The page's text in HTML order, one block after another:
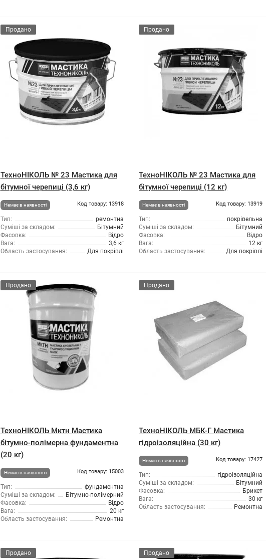
Продано
ТехноНІКОЛЬ № 23 Мастика для
бітумної черепиці (3,6 кг)
Немає в наявності Код товару: 13918
Тип:
ремонтна
Суміші за складом:
Бітумний
Фасовка:
Відро
Вага:
3,6 кг
Область застосування:
Для покрівлі
Продано
ТехноНІКОЛЬ № 23 Мастика для
бітумної черепиці (12 кг)
Немає в наявності Код товару: 13919
Тип:
покрівельна
Суміші за складом:
Бітумний
Фасовка:
Відро
Вага:
12 кг
Область застосування:
Для покрівлі
Продано
ТехноНІКОЛЬ Мктн Мастика
бітумно-полімерна фундаментна
(20 кг)
Немає в наявності Код товару: 15003
Тип:
фундаментна
Суміші за складом:
Бітумно-полімерний
Фасовка:
Відро
Вага:
20 кг
Область застосування:
Ремонтна
Продано
ТехноНІКОЛЬ МБК-Г Мастика
гідроізоляційна (30 кг)
Немає в наявності Код товару: 17427
Тип:
гідроізоляційна
Суміші за складом:
Бітумний
Фасовка:
Брикет
Вага:
30 кг
Область застосування:
Ремонтна
Продано Продано